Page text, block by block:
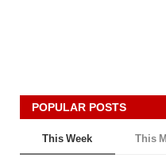
POPULAR POSTS
This Week This